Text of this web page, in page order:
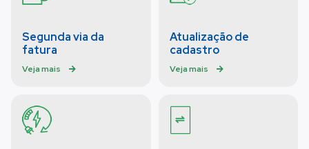
Segunda via da
fatura
Veja mais
Atualização de
cadastro
Veja mais